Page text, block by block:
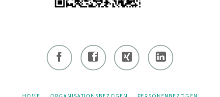
zentrum
zentrum
Hiltebrand Hiltebrand
NAVIGATION